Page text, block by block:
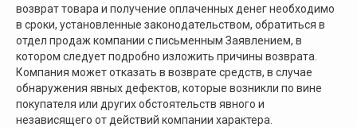
возврат товара и получение оплаченных денег необходимо
в сроки, установленные законодательством, обратиться в
отдел продаж компании с письменным Заявлением, в
котором следует подробно изложить причины возврата.
Компания может отказать в возврате средств, в случае
обнаружения явных дефектов, которые возникли по вине
покупателя или других обстоятельств явного и
независящего от действий компании характера.